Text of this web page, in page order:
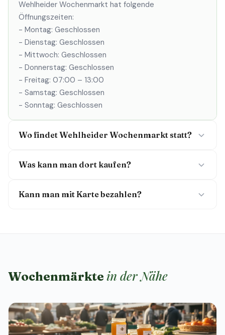
Wehlheider Wochenmarkt hat folgende
Öffnungszeiten:
- Montag: Geschlossen
- Dienstag: Geschlossen
- Mittwoch: Geschlossen
- Donnerstag: Geschlossen
- Freitag: 07:00 – 13:00
- Samstag: Geschlossen
- Sonntag: Geschlossen
Wo findet Wehlheider Wochenmarkt statt?
Was kann man dort kaufen?
Kann man mit Karte bezahlen?
Wochenmärkte in der Nähe